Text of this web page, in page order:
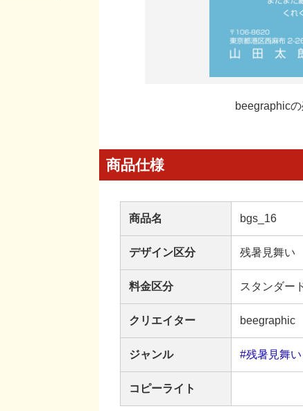
beegraphic
商品仕様
商品名 bgs_16
デザイン区分 残暑見舞い
料金区分 スタンダー
クリエイター beegraphic
ジャンル #残暑見舞い
コピーライト